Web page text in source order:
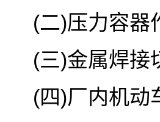
(二)压力容器
(三)金属焊接
(四)厂内机动